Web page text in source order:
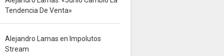
Tendencia De Venta»
Alejandro Lamas en Impolutos
Stream